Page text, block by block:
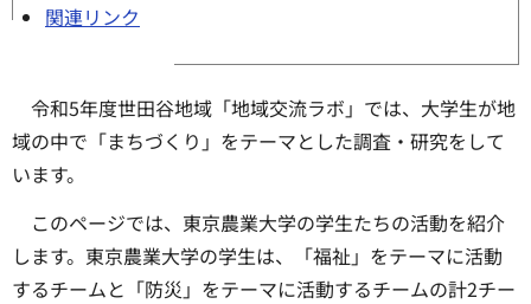
関連リンク
令和5年度世田谷地域「地域交流ラボ」では、大学生が地
域の中で「まちづくり」をテーマとした調査・研究をして
います。
このページでは、東京農業大学の学生たちの活動を紹介
します。東京農業大学の学生は、「福祉」をテーマに活動
するチームと「防災」をテーマに活動するチームの計2チー